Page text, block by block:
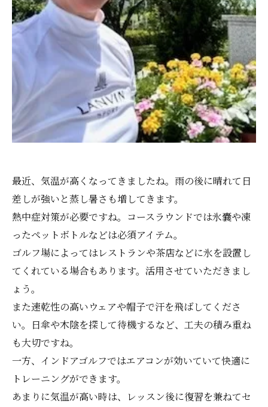
最近、気温が高くなってきましたね。雨の後に晴れて日
差しが強いと蒸し暑さも増してきます。
熱中症対策が必要ですね。コースラウンドでは氷嚢や凍
ったペットボトルなどは必須アイテム。
ゴルフ場によってはレストランや茶店などに氷を設置し
てくれている場合もあります。活用させていただきまし
ょう。
また速乾性の高いウェアや帽子で汗を飛ばしてくださ
い。日傘や木陰を探して待機するなど、工夫の積み重ね
も大切ですね。
一方、インドアゴルフではエアコンが効いていて快適に
トレーニングができます。
あまりに気温が高い時は、レッスン後に復習を兼ねてセ